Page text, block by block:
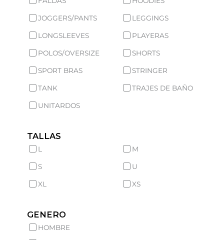
JOGGERS/PANTS LEGGINGS
LONGSLEEVES PLAYERAS
POLOS/OVERSIZE SHORTS
SPORT BRAS STRINGER
TANK TRAJES DE BAÑO
UNITARDOS
TALLAS
L M
S U
XL XS
GENERO
HOMBRE